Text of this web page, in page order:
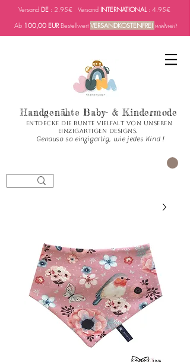
Versand DE : 2.95€ Versand INTERNATIONAL : 4.95€
Ab 100,00 EURBestellwertVERSANDKOSTENFREI weltweit
Handgenähte Baby- & Kindermode
Entdecke die bunte Vielfalt von unseren
einzigartigen Designs.
Genauso so einzigartig, wie jedes Kind !